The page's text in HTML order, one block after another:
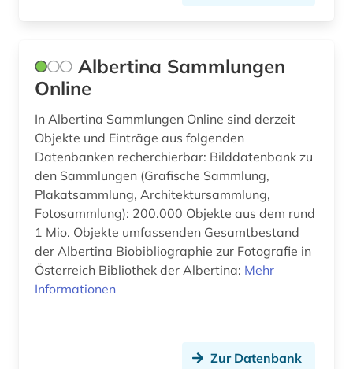
frauen- und geschlechterforschung (1)
frauengeschichte (1)
freiwillige selbstkontrolle (1)
färöer (1)
führer (3)
führungskraft (1)
galerie (1)
Albertina Sammlungen
Online
In Albertina Sammlungen Online sind derzeit
Objekte und Einträge aus folgenden
Datenbanken recherchierbar: Bilddatenbank zu
den Sammlungen (Grafische Sammlung,
Plakatsammlung, Architektursammlung,
Fotosammlung): 200.000 Objekte aus dem rund
1 Mio. Objekte umfassenden Gesamtbestand
der Albertina Biobibliographie zur Fotografie in
Österreich Bibliothek der Albertina: Mehr
Informationen
Zur Datenbank